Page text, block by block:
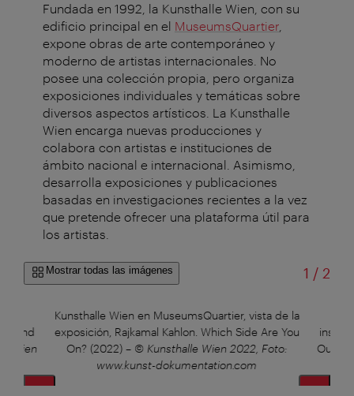
Fundada en 1992, la Kunsthalle Wien, con su
edificio principal en el MuseumsQuartier
expone obras de arte contemporáneo y
moderno de artistas internacionales. No
posee una colección propia, pero organiza
exposiciones individuales y temáticas sobre
diversos aspectos artísticos. La Kunsthalle
Wien encarga nuevas producciones y
colabora con artistas e instituciones de
ámbito nacional e internacional. Asimismo,
desarrolla exposiciones y publicaciones
basadas en investigaciones recientes a la vez
que pretende ofrecer una plataforma útil para
los artistas.
Mostrar todas las imágenes 1 /de
2
Find
Wien
Kunsthalle Wien en MuseumsQuartier, vista de la
exposición, Rajkamal Kahlon. Which Side Are You
On? (2022) – © Kunsthalle Wien 2022, Foto:
www.kunst-dokumentation.com
Out